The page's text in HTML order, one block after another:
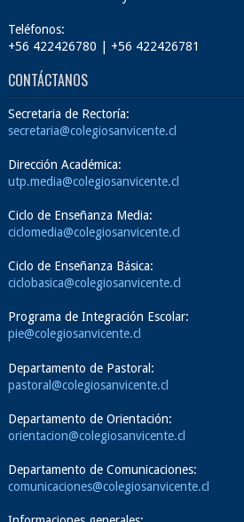
Teléfonos:
+56 422426780 | +56 422426781
CONTÁCTANOS
Secretaria de Rectoría:
secretaria@colegiosanvicente.cl
Dirección Académica:
utp.media@colegiosanvicente.cl
Ciclo de Enseñanza Media:
ciclomedia@colegiosanvicente.cl
Ciclo de Enseñanza Básica:
ciclobasica@colegiosanvicente.cl
Programa de Integración Escolar:
pie@colegiosanvicente.cl
Departamento de Pastoral:
pastoral@colegiosanvicente.cl
Departamento de Orientación:
orientacion@colegiosanvicente.cl
Departamento de Comunicaciones:
comunicaciones@colegiosanvicente.cl